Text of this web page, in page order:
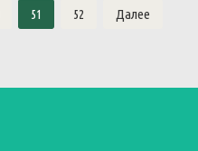
51 52 Далее